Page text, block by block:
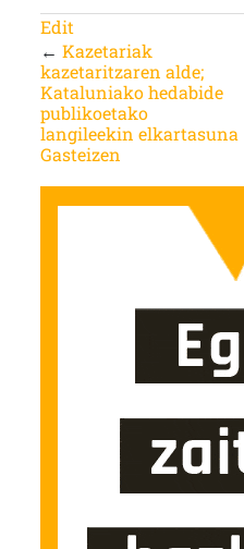
Edit
← Kazetariak
kazetaritzaren alde;
Kataluniako hedabide
publikoetako
langileekin elkartasuna
Gasteizen